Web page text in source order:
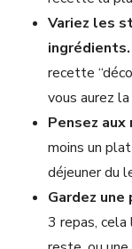
Variez les
ingrédients.
recette
vous aurez
Pensez
moins un
déjeuner du
Gardez une
3 repas, cela